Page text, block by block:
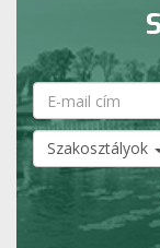
Szakosztályok